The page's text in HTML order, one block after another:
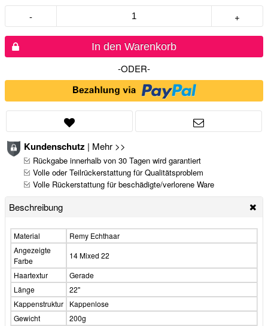
- +
In den Warenkorb
-ODER-
Kundenschutz | Mehr >>
Rückgabe innerhalb von 30 Tagen wird garantiert
Volle oder Teilrückerstattung für Qualitätsproblem
Volle Rückerstattung für beschädigte/verlorene Ware
Beschreibung
Material
Remy Echthaar
Angezeigte
Farbe
14 Mixed 22
Haartextur
Gerade
Länge
22"
Kappenstruktur
Kappenlose
Gewicht
200g